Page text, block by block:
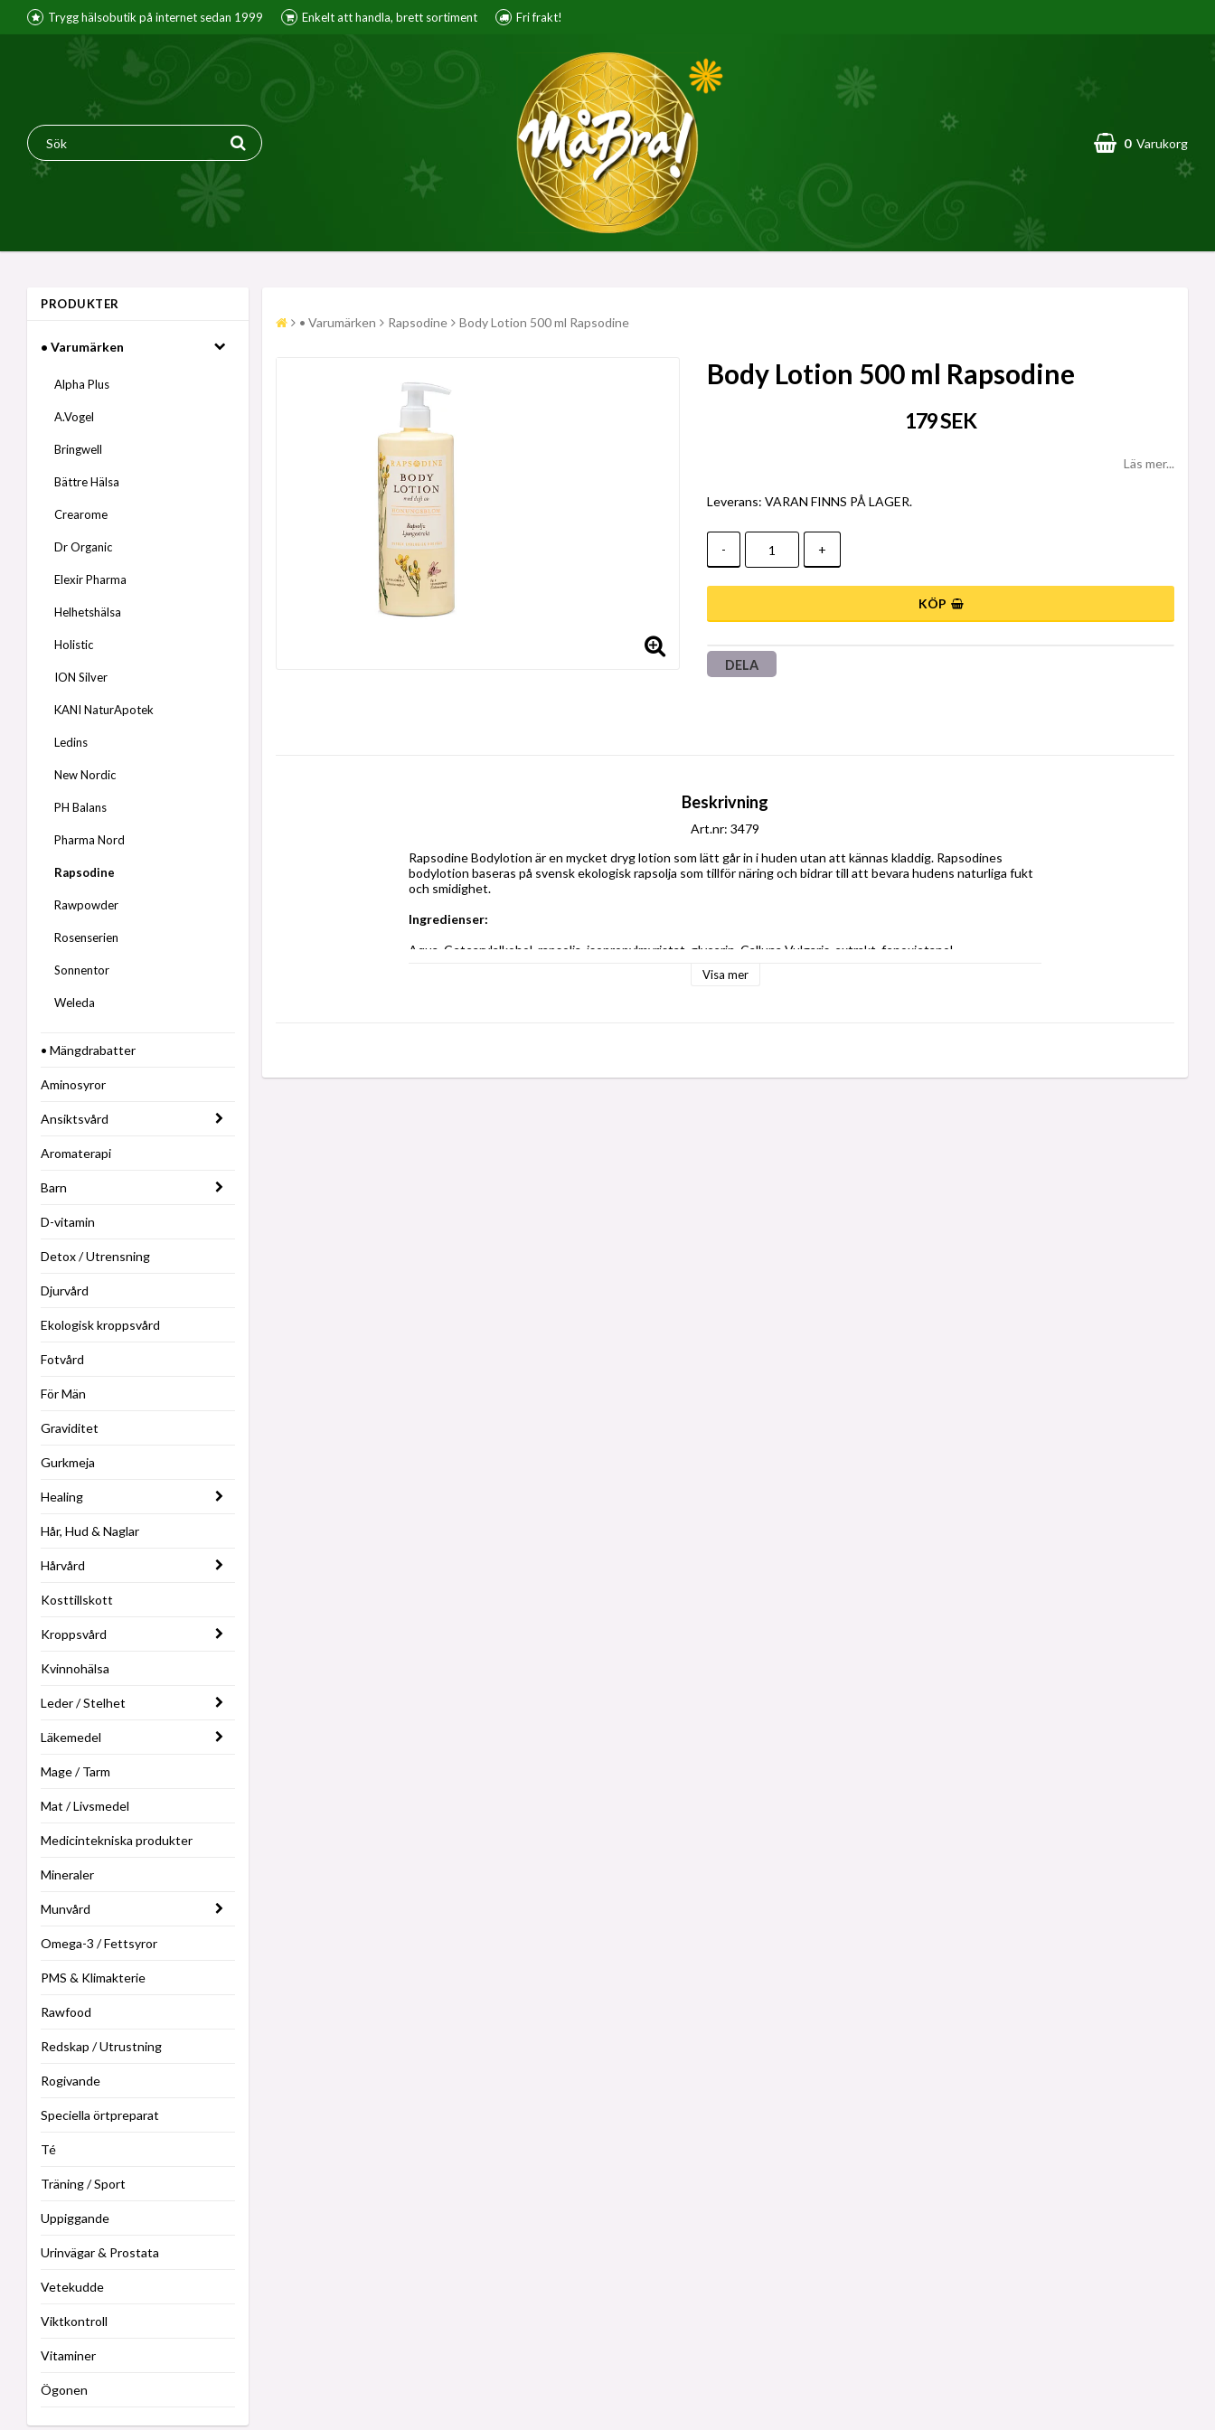
Trygg hälsobutik på internet sedan 1999 Enkelt att handla, brett sortiment Fri frakt!
0 Varukorg
PRODUKTER
• Varumärken
Alpha Plus
A.Vogel
Bringwell
Bättre Hälsa
Crearome
Dr Organic
Elexir Pharma
Helhetshälsa
Holistic
ION Silver
KANI NaturApotek
Ledins
New Nordic
PH Balans
Pharma Nord
Rapsodine
Rawpowder
Rosenserien
Sonnentor
Weleda
• Mängdrabatter
Aminosyror
Ansiktsvård
Aromaterapi
Barn
D-vitamin
Detox / Utrensning
Djurvård
Ekologisk kroppsvård
Fotvård
För Män
Graviditet
Gurkmeja
Healing
Hår, Hud & Naglar
Hårvård
Kosttillskott
Kroppsvård
Kvinnohälsa
Leder / Stelhet
Läkemedel
Mage / Tarm
Mat / Livsmedel
Medicintekniska produkter
Mineraler
Munvård
Omega-3 / Fettsyror
PMS & Klimakterie
Rawfood
Redskap / Utrustning
Rogivande
Speciella örtpreparat
Té
Träning / Sport
Uppiggande
Urinvägar & Prostata
Vetekudde
Viktkontroll
Vitaminer
Ögonen
• Varumärken Rapsodine Body Lotion 500 ml Rapsodine
Body Lotion 500 ml Rapsodine
179 SEK
Läs mer...
Leverans:VARAN FINNS PÅ LAGER.
- +
KÖP
DELA
Beskrivning
Art.nr: 3479
Rapsodine Bodylotion är en mycket dryg lotion som lätt går in i huden utan att kännas kladdig. Rapsodines
bodylotion baseras på svensk ekologisk rapsolja som tillför näring och bidrar till att bevara hudens naturliga fukt
och smidighet.
Ingredienser:
Aqua, Cetearylalkohol, rapsolja, isopropylmyristat, glycerin, Calluna Vulgaris-extrakt, fenoxietanol,
dehydroättiksyra, polysorbat, potassiumbensobat, sodiumstearbitat, sodiumesterbit, mjölksyra, parfym.
Visa mer